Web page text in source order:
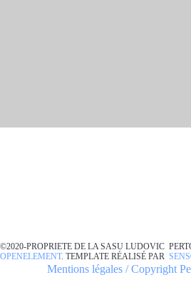
©2020-PROPRIETE DE LA SASU LUDOVIC
OPENELEMENT. TEMPLATE RÉALISÉ PAR
Mentions légales / Copyright